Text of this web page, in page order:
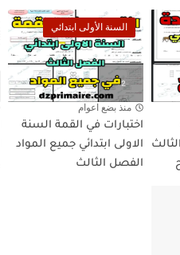
السنة الأولى ابتدائي
منذ بضع اعوام
اختبارات في القمة السنة
الاولى ابتدائي جميع المواد
الفصل الثالث